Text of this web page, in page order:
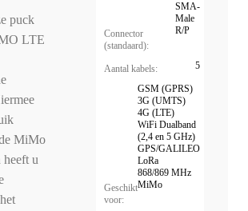
puck
LTE
MiMo
heeft u
Connector
(standaard):
SMA-
Male
R/P
Aantal kabels: 5
Geschikt
voor:
GSM (GPRS)
3G (UMTS)
4G (LTE)
WiFi Dualband
(2,4 en 5 GHz)
GPS/GALILEO
LoRa
868/869 MHz
MiMo